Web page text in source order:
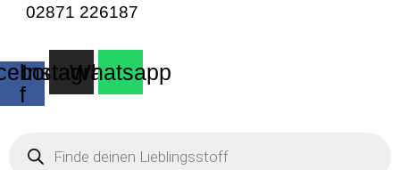
02871 226187
f
InstagramWhatsapp
search